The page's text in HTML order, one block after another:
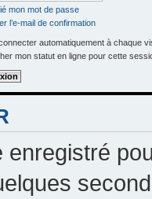
mon mot de passe
l’e-mail de confirmation
automatiquement à chaque
mon statut en ligne pour cette